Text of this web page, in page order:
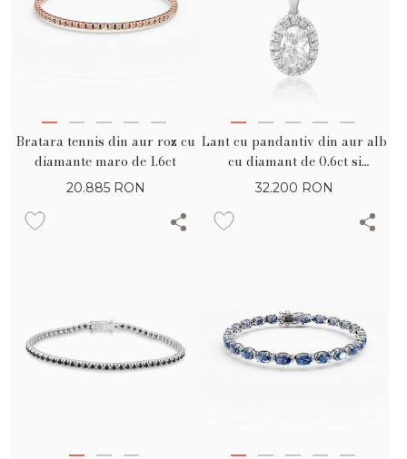
Bratara tennis din aur roz cu
diamante maro de 1.6ct
20.885 RON
Lant cu pandantiv din aur alb
cu diamant de 0.6ct si
diamante de 0.123ct
32.200 RON